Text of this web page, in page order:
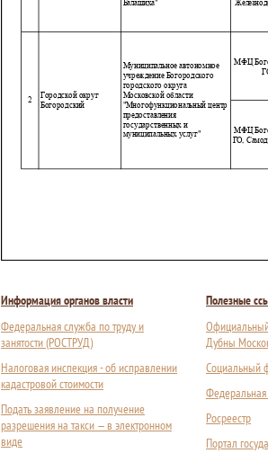
Информация органов власти
Федеральная служба по труду и
занятости (РОСТРУД)
Налоговая инспекция - об исправлении
кадастровой стоимости
Подать заявление на получение
разрешения на такси — в электронном
виде
Полезные
Официальный
Дубны
Социальный
Федеральная
Росреестр
Портал